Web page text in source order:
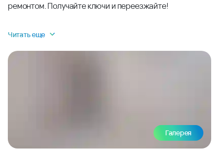
ремонтом. Получайте ключи и переезжайте!
Читать еще
Галерея